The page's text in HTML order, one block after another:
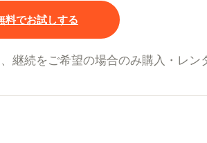
料でお試しする
継続をご希望の場合のみ購入・レン